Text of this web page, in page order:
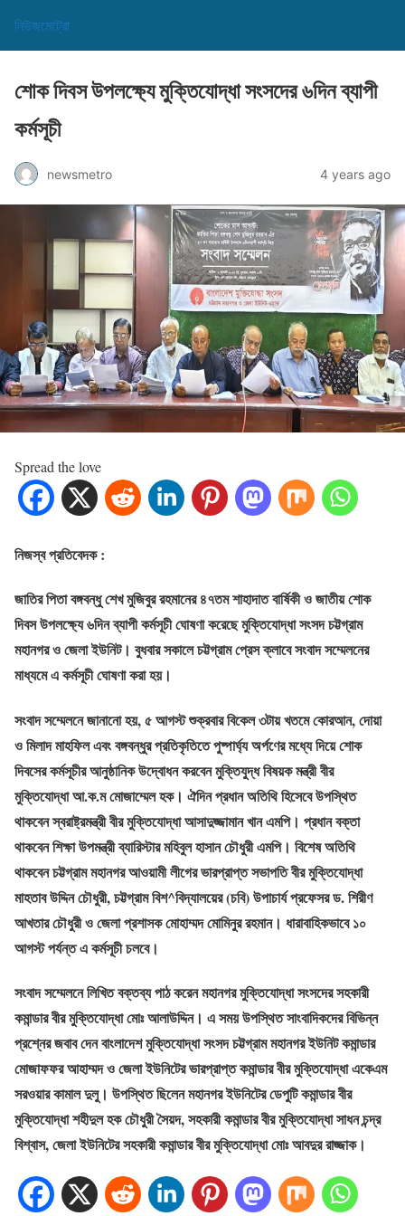
নিউজমেট্রো
শোক দিবস উপলক্ষ্যে মুক্তিযোদ্ধা সংসদের ৬দিন ব্যাপী
কর্মসূচী
newsmetro 4 years ago
Spread the love
নিজস্ব প্রতিবেদক :
জাতির পিতা বঙ্গবন্ধু শেখ মুজিবুর রহমানের ৪৭তম শাহাদাত বার্ষিকী ও জাতীয় শোক
দিবস উপলক্ষ্যে ৬দিন ব্যাপী কর্মসূচী ঘোষণা করেছে মুক্তিযোদ্ধা সংসদ চট্টগ্রাম
মহানগর ও জেলা ইউনিট। বুধবার সকালে চট্টগ্রাম প্রেস ক্লাবে সংবাদ সম্মেলনের
মাধ্যমে এ কর্মসূচী ঘোষণা করা হয়।
সংবাদ সম্মেলনে জানানো হয়, ৫ আগস্ট শুক্রবার বিকেল ৩টায় খতমে কোরআন, দোয়া
ও মিলাদ মাহফিল এবং বঙ্গবন্ধুর প্রতিকৃতিতে পুষ্পার্ঘ্য অর্পণের মধ্যে দিয়ে শোক
দিবসের কর্মসূচীর আনুষ্ঠানিক উদ্বোধন করবেন মুক্তিযুদ্ধ বিষয়ক মন্ত্রী বীর
মুক্তিযোদ্ধা আ.ক.ম মোজাম্মেল হক। ঐদিন প্রধান অতিথি হিসেবে উপস্থিত
থাকবেন স্বরাষ্ট্রমন্ত্রী বীর মুক্তিযোদ্ধা আসাদুজ্জামান খান এমপি। প্রধান বক্তা
থাকবেন শিক্ষা উপমন্ত্রী ব্যারিস্টার মহিবুল হাসান চৌধুরী এমপি। বিশেষ অতিথি
থাকবেন চট্টগ্রাম মহানগর আওয়ামী লীগের ভারপ্রাপ্ত সভাপতি বীর মুক্তিযোদ্ধা
মাহতাব উদ্দিন চৌধুরী, চট্টগ্রাম বিশ^বিদ্যালয়ের (চবি) উপাচার্য প্রফেসর ড. শিরীণ
আখতার চৌধুরী ও জেলা প্রশাসক মোহাম্মদ মোমিনুর রহমান। ধারাবাহিকভাবে ১০
আগস্ট পর্যন্ত এ কর্মসূচী চলবে।
সংবাদ সম্মেলনে লিখিত বক্তব্য পাঠ করেন মহানগর মুক্তিযোদ্ধা সংসদের সহকারী
কমান্ডার বীর মুক্তিযোদ্ধা মোঃ আলাউদ্দিন। এ সময় উপস্থিত সাংবাদিকদের বিভিন্ন
প্রশ্নের জবাব দেন বাংলাদেশ মুক্তিযোদ্ধা সংসদ চট্টগ্রাম মহানগর ইউনিট কমান্ডার
মোজাফফর আহাম্মদ ও জেলা ইউনিটের ভারপ্রাপ্ত কমান্ডার বীর মুক্তিযোদ্ধা একেএম
সরওয়ার কামাল দুলু। উপস্থিত ছিলেন মহানগর ইউনিটের ডেপুটি কমান্ডার বীর
মুক্তিযোদ্ধা শহীদুল হক চৌধুরী সৈয়দ, সহকারী কমান্ডার বীর মুক্তিযোদ্ধা সাধন চন্দ্র
বিশ্বাস, জেলা ইউনিটের সহকারী কমান্ডার বীর মুক্তিযোদ্ধা মোঃ আবদুর রাজ্জাক।